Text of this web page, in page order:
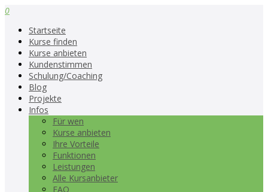
0
Startseite
Kurse finden
Kurse anbieten
Kundenstimmen
Schulung/Coaching
Blog
Projekte
Infos
Für wen
Kurse anbieten
Ihre Vorteile
Funktionen
Leistungen
Alle Kursanbieter
FAQ